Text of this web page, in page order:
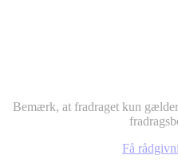
Bemærk, at fradraget kun
Få